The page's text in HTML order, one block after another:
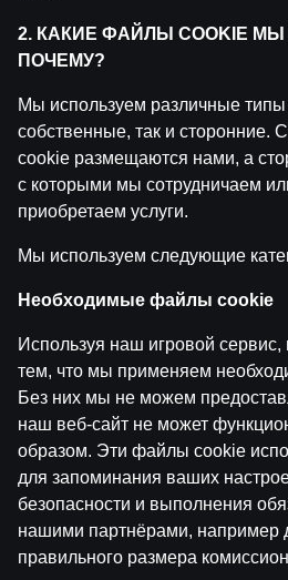
Vēstures lappuse #21 |
Valteru | Cik lielā bedrē ir
byDāvis 9 июл. 2025 г.
Назад
2. КАКИЕ ФАЙЛЫ COOKIE
ПОЧЕМУ?
Мы используем различные
собственные, так и сторонние.
cookie размещаются нами, а
с которыми мы сотрудничаем
приобретаем услуги.
Мы используем следующие
Необходимые файлы cookie
Используя наш игровой сервис,
тем, что мы применяем
Без них мы не можем
наш веб-сайт не может
образом. Эти файлы cookie
для запоминания ваших
безопасности и выполнения
нашими партнёрами, например
правильного размера